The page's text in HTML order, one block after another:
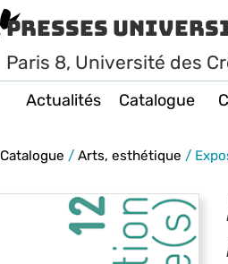
Presses
Paris 8, Université des
Actualités Catalogue
Catalogue / Arts, esthétique /